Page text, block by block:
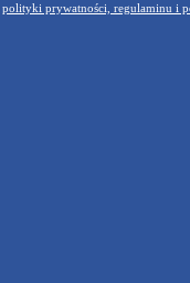
polityki prywatności, regulaminu i